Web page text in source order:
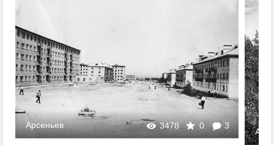
3478 0 3
Арсеньев